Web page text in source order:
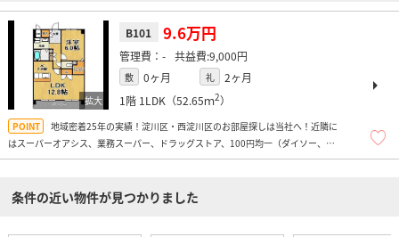
B101 9.6万円
- 9,000円
敷 0ヶ月 礼
2ヶ月
1階 1LDK（52.65ｍ2）
地域密着25年の実績！淀川区・西淀川区のお部屋探しは当社へ！近隣に
はスーパーオアシス、業務スーパー、ドラッグストア、100円均一（ダイソー、
FLETS）、コンビニなどがあり便利ですよ！
条件の近い物件が見つかりました